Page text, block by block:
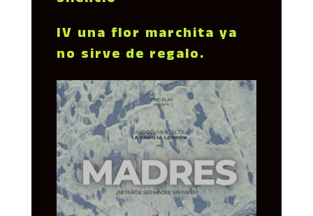
IV una flor marchita ya
no sirve de regalo.